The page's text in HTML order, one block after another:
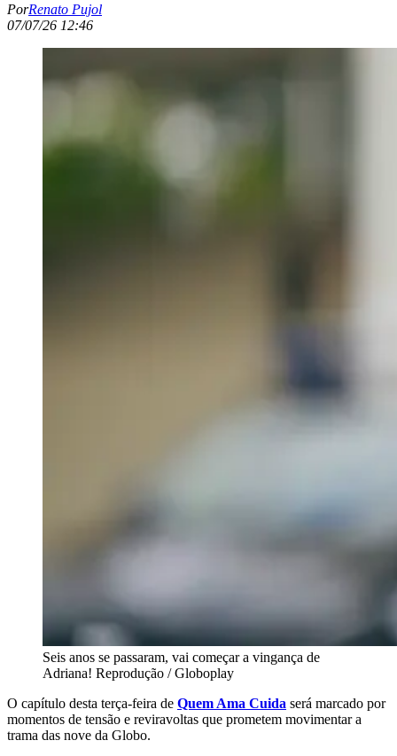
PorRenato Pujol
07/07/26 12:46
Seis anos se passaram, vai começar a vingança de
Adriana! Reprodução / Globoplay
O capítulo desta terça-feira de Quem Ama Cuida será marcado por
momentos de tensão e reviravoltas que prometem movimentar a
trama das nove da Globo.